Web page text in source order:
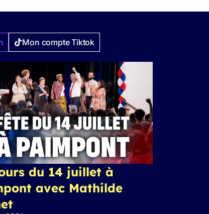
Mon compte Tiktok
du 14 juillet à
avec Mathilde